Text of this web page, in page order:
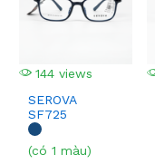
144 views
SEROVA
SF725
(có 1 màu)